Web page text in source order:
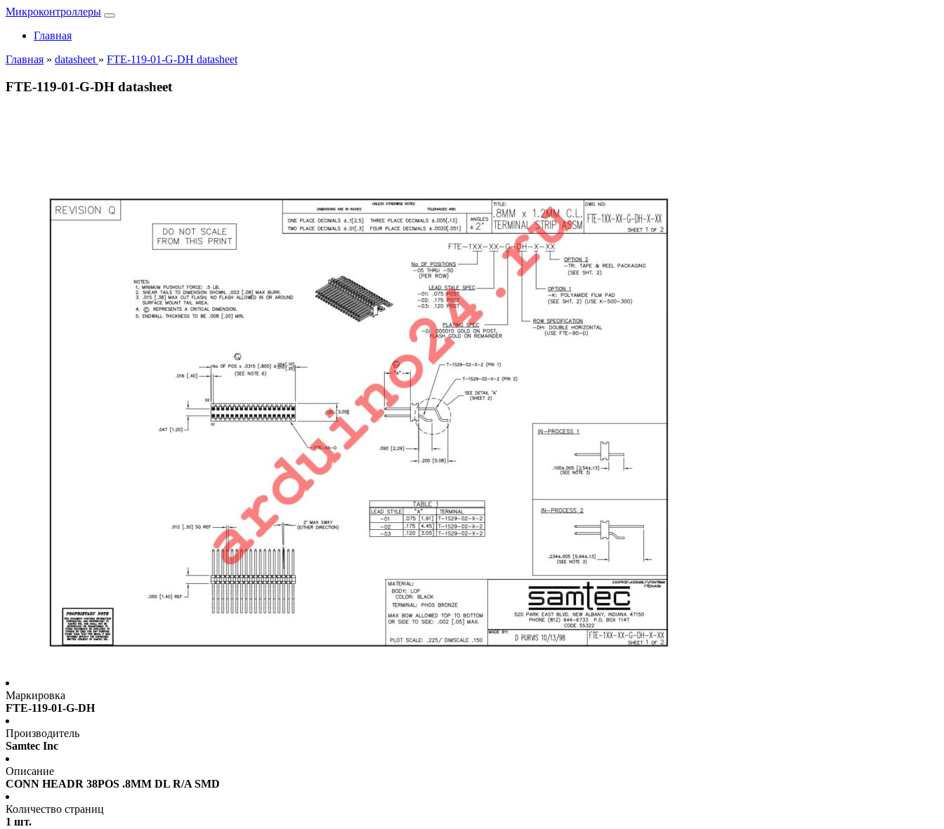
Микроконтроллеры
Главная
Главная » datasheet » FTE-119-01-G-DH datasheet
FTE-119-01-G-DH datasheet
Маркировка
FTE-119-01-G-DH
Производитель
Samtec Inc
Описание
CONN HEADR 38POS .8MM DL R/A SMD
Количество страниц
1 шт.